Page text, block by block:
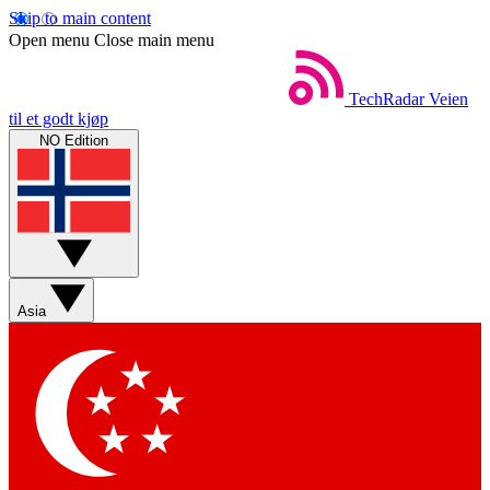
Skip to main content
Open menu Close main menu
TechRadar Veien
til et godt kjøp
NO Edition
Asia